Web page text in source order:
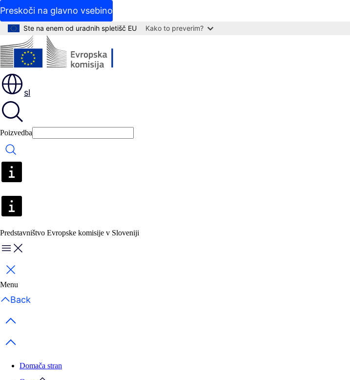
Preskoči na glavno vsebino
Ste na enem od uradnih spletišč EU Kako to preverim?
sl
Poizvedba
Poizvedba
Predstavništvo Evropske komisije v Sloveniji
Menu
Zapri
Menu
Back
Previous items
Next items
Domača stran